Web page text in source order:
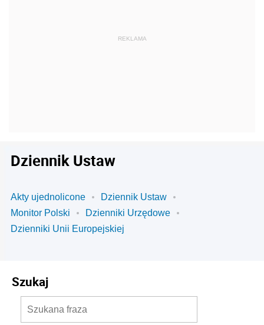
Dziennik Ustaw
Akty ujednolicone
Dziennik Ustaw
Monitor Polski
Dzienniki Urzędowe
Dzienniki Unii Europejskiej
Szukaj